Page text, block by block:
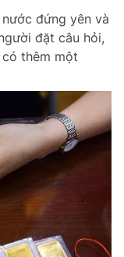
đứng yên và
đặt câu hỏi,
thêm một